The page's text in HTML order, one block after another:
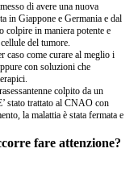
di avere una nuova
in Giappone e Germania e dal
in maniera potente e
del tumore.
caso come curare al meglio i
con soluzioni che
colpito da un
stato trattato al CNAO con
la malattia è stata fermata e
fare attenzione?